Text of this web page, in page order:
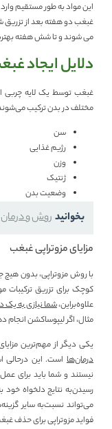
این مواد به طور مستقیم
غبغب دو هفته بعد از
می شوند و تا شش هفته
دلایل ایجاد
غبغب توسط یک لایه چربی
مختلف در بدن ترکیب
سن
رژیم غذایی
وزن
ژنتیک
وضعیت بدن
بخوانید روش و درمان
مزایای مزوتراپی غبغب
با روش مزوتراپی، بدون
کوچک برای تزریق ترکیبات
علاوه‌براین،شما نیازی به یک
مثال، اگر لیپوساکشن
یکی دیگر از مهم‌ترین
درمان‌ها است. این
نیستند و شما باید برای
رسیدن‌به نتایج دلخواه خود
می‌تواند نسبت‌به سایر
فواید مزوتراپی برای حذف